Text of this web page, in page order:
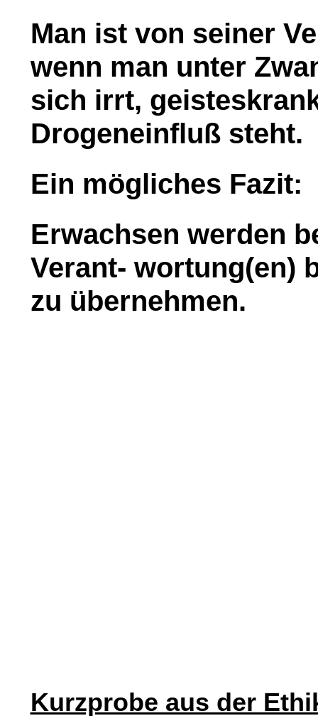
Man ist von seiner
wenn man unter
sich irrt,
Drogeneinfluß steht.
Ein mögliches Fazit:
Erwachsen werden
Verant- wortung(en)
zu übernehmen.
Kurzprobe aus der